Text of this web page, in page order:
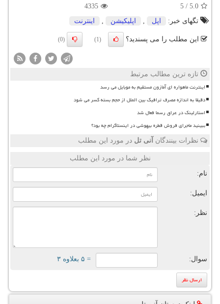
5.0
/
5
4335
تگهای خبر:
اپل اپلیكیشن اینترنت
این مطلب را می پسندید؟ (1)
(0)
تازه ترین مطالب مرتبط
اینترنت ماهواره ای آمازون مستقیم به موبایل می رسد
دقیقا به اندازه مصرف ترافیک بین الملل از حجم بسته کسر می شود
استارلینک در عراق رسما فعال شد
ببینید ماجرای فروش قطره بیهوشی در اینستاگرام چه بود؟
نظرات بینندگان آنی تل در مورد این مطلب
نظر شما در مورد این مطلب
نام:
ایمیل:
نظر:
سوال: = ۵ بعلاوه ۳